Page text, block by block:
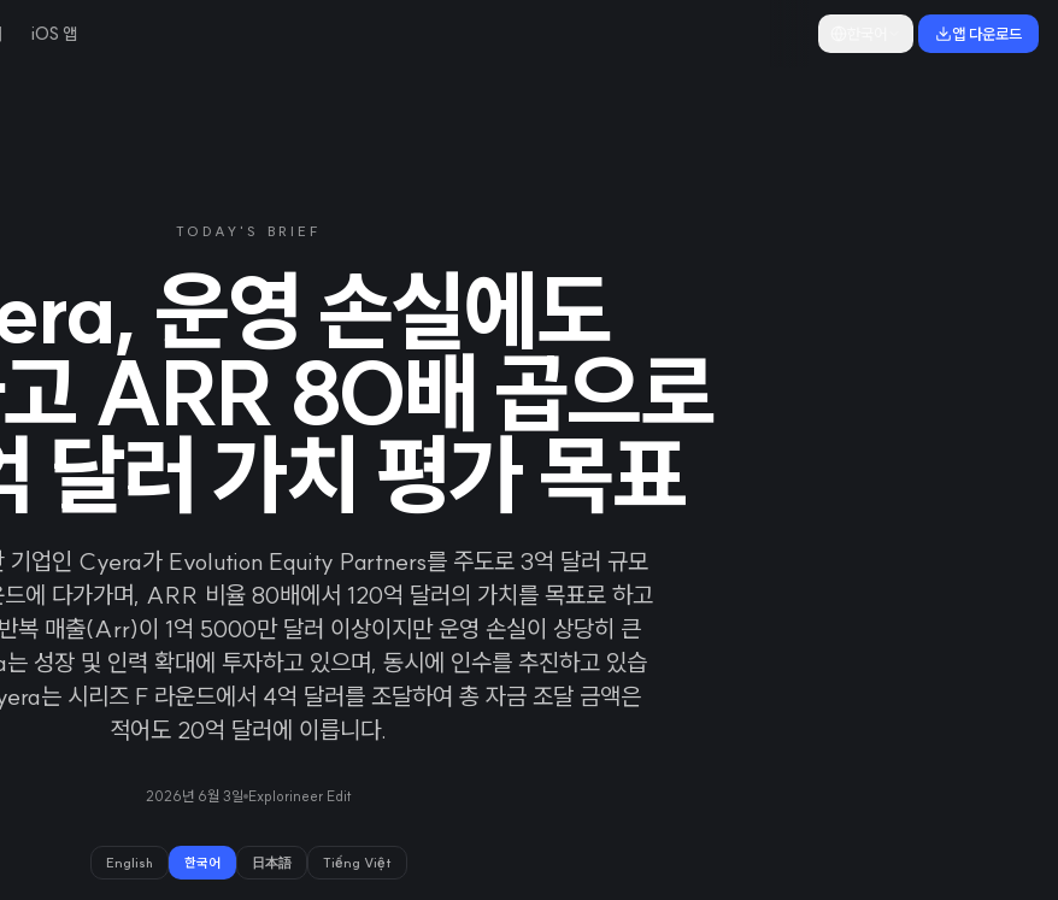
iOS 앱 앱 다운로드
TODAY'S BRIEF
운영 손실에도
ARR 80배 곱으로
달러 가치 평가 목표
기업인 Cyera가 Evolution Equity Partners를 주도로 3억 달러 규모
드에 다가가며, ARR 비율 80배에서 120억 달러의 가치를 목표로 하고
복 매출(Arr)이 1억 5000만 달러 이상이지만 운영 손실이 상당히 큰
성장 및 인력 확대에 투자하고 있으며, 동시에 인수를 추진하고 있습
는 시리즈 F 라운드에서 4억 달러를 조달하여 총 자금 조달 금액은
적어도 20억 달러에 이릅니다.
2026년 6월 3일 Explorineer Edit
English 한국어 日本語 Tiếng Việt